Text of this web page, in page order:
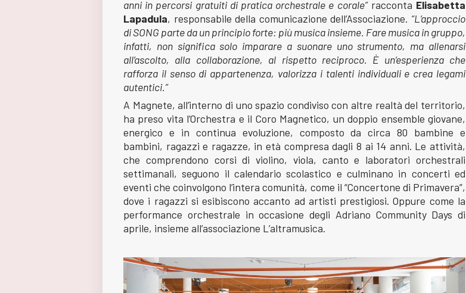
anni in percorsi gratuiti di pratica orchestrale e corale”racconta Elisabetta
Lapadula, responsabile della comunicazione dell’Associazione. “L’approccio
di SONG parte da un principio forte: più musica insieme. Fare musica in gruppo,
infatti, non significa solo imparare a suonare uno strumento, ma allenarsi
all’ascolto, alla collaborazione, al rispetto reciproco. È un’esperienza che
rafforza il senso di appartenenza, valorizza i talenti individuali e crea legami
autentici.”
A Magnete, all’interno di uno spazio condiviso con altre realtà del territorio,
ha preso vita l’Orchestra e il Coro Magnetico, un doppio ensemble giovane,
energico e in continua evoluzione, composto da circa 80 bambine e
bambini, ragazzi e ragazze, in età compresa dagli 8 ai 14 anni. Le attività,
che comprendono corsi di violino, viola, canto e laboratori orchestrali
settimanali, seguono il calendario scolastico e culminano in concerti ed
eventi che coinvolgono l’intera comunità, come il “Concertone di Primavera”,
dove i ragazzi si esibiscono accanto ad artisti prestigiosi. Oppure come la
performance orchestrale in occasione degli Adriano Community Days di
aprile, insieme all’associazione L’altramusica.